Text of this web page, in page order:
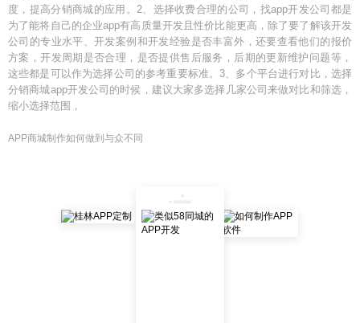
度，提高分销商城的应用。2、选择收费合理的公司，找app开发公司都是
为了能将自己的企业app有高质量开发且性价比能更高，除了要了解该开发
公司的专业水平、开发案例和开发经验是否丰富外，还要查看他们的报价
方案，开发周期是否合理，是否提供售后服务，后期的更新维护问题等，
这些都是可以作为选择公司的参考重要标准。3、多个平台进行对比，选择
分销商城app开发公司的时候，建议大家多选择几家公司来做对比和筛选，
缩小选择范围，
APP商城制作如何做到与众不同